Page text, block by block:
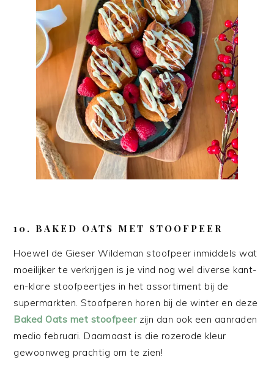
10. BAKED OATS MET STOOFPEER
Hoewel de Gieser Wildeman stoofpeer inmiddels wat
moeilijker te verkrijgen is je vind nog wel diverse kant-
en-klare stoofpeertjes in het assortiment bij de
supermarkten. Stoofperen horen bij de winter en deze
Baked Oats met stoofpeerzijn dan ook een aanraden
medio februari. Daarnaast is die rozerode kleur
gewoonweg prachtig om te zien!